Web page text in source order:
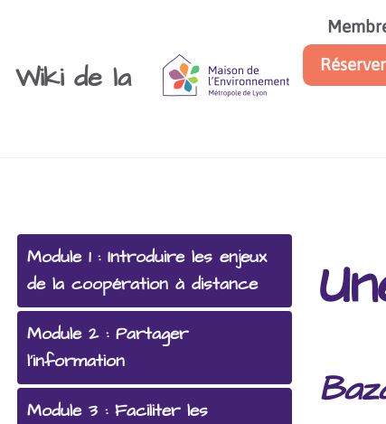
Wiki de la
Module 1 : Introduire les enjeux
de la coopération à distance
Module 2 : Partager
l'information
Module 3 : Faciliter les